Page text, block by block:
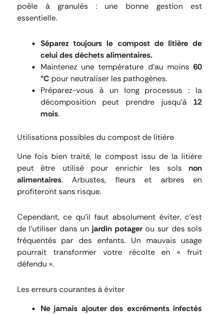
poêle à granulés : une bonne gestion est
essentielle.
Séparez toujours le compost de litière de
celui des déchets alimentaires.
Maintenez une température d’au moins60
°C pour neutraliser les pathogènes.
Préparez-vous à un long processus : la
décomposition peut prendre jusqu’à 12
mois.
Utilisations possibles du compost de litière
Une fois bien traité, le compost issu de la litière
peut être utilisé pour enrichir les solsnon
alimentaires. Arbustes, fleurs et arbres en
profiteront sans risque.
Cependant, ce qu’il faut absolument éviter, c’est
de l’utiliser dans unjardin potagerou sur des sols
fréquentés par des enfants. Un mauvais usage
pourrait transformer votre récolte en « fruit
défendu ».
Les erreurs courantes à éviter
Ne jamais ajouter des excréments infectés